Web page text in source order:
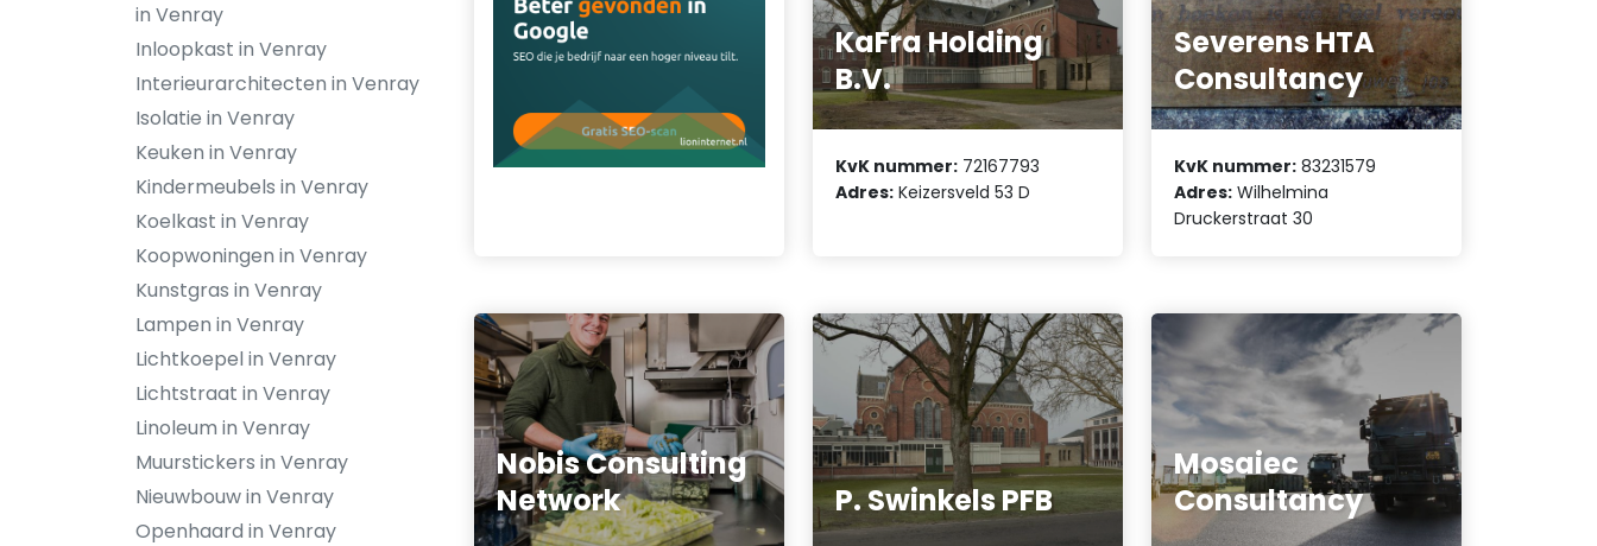
in Venray
Inloopkast in Venray
Interieurarchitecten in Venray
Isolatie in Venray
Keuken in Venray
Kindermeubels in Venray
Koelkast in Venray
Koopwoningen in Venray
Kunstgras in Venray
Lampen in Venray
Lichtkoepel in Venray
Lichtstraat in Venray
Linoleum in Venray
Muurstickers in Venray
Nieuwbouw in Venray
Openhaard in Venray
KaFra Holding
B.V.
KvK nummer: 72167793
Adres: Keizersveld 53 D
Severens HTA
Consultancy
KvK nummer: 83231579
Adres: Wilhelmina
Druckerstraat 30
Nobis Consulting
Network
P. Swinkels PFB
Mosaiec
Consultancy